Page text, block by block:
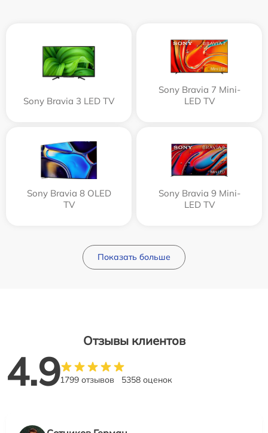
Sony Bravia 3 LED TV
Sony Bravia 7 Mini-
LED TV
Sony Bravia 8 OLED
TV
Sony Bravia 9 Mini-
LED TV
Показать больше
Отзывы клиентов
4.91799 отзывов 5358 оценок